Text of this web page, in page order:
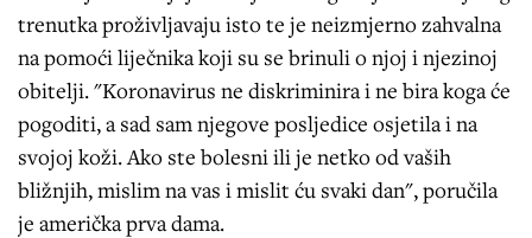
trenutka proživljavaju isto te je neizmjerno zahvalna
na pomoći liječnika koji su se brinuli o njoj i njezinoj
obitelji. "Koronavirus ne diskriminira i ne bira koga će
pogoditi, a sad sam njegove posljedice osjetila i na
svojoj koži. Ako ste bolesni ili je netko od vaših
bližnjih, mislim na vas i mislit ću svaki dan", poručila
je američka prva dama.